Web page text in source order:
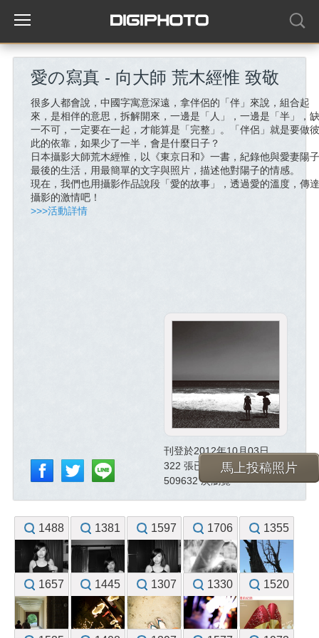
愛の寫真 - 向大師 荒木經惟 致敬
很多人都會說，中國字寓意深遠，拿伴侶的「伴」來說，組合起
來，是相伴的意思，拆解開來，一邊是「人」，一邊是「半」，
一不可，一定要在一起，才能算是「完整」。「伴侶」就是要做
此的依靠，如果少了一半，會是什麼日子？
日本攝影大師荒木經惟，以《東京日和》一書，紀錄他與愛妻陽
最後的生活，用最簡單的文字與照片，描述他對陽子的情感。
現在，我們也用攝影作品說段「愛的故事」，透過愛的溫度，傳
攝影的激情吧！
>>>活動詳情
馬上投稿照片
刊登於2012年10月03日
322 張已投稿照片
509632 次瀏覽
1488 1381 1597 1706 1355
1657 1445 1307 1330 1520